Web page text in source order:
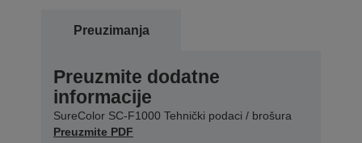
Preuzimanja
Preuzmite dodatne
informacije
SureColor SC-F1000 Tehnički podaci / brošura
Preuzmite PDF